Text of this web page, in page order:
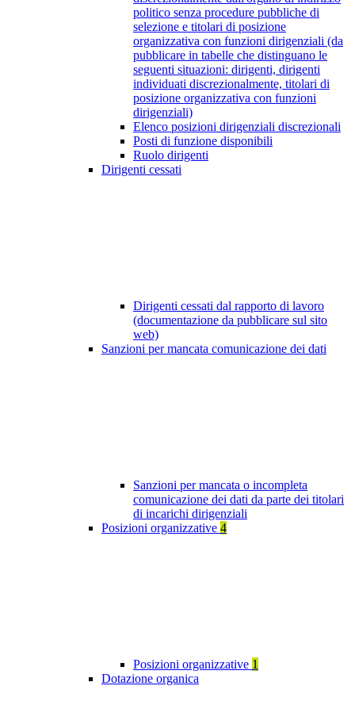
politico senza procedure pubbliche di
selezione e titolari di posizione
organizzativa con funzioni dirigenziali (da
pubblicare in tabelle che distinguano le
seguenti situazioni: dirigenti, dirigenti
individuati discrezionalmente, titolari di
posizione organizzativa con funzioni
dirigenziali)
Elenco posizioni dirigenziali discrezionali
Posti di funzione disponibili
Ruolo dirigenti
Dirigenti cessati
Dirigenti cessati dal rapporto di lavoro
(documentazione da pubblicare sul sito
web)
Sanzioni per mancata comunicazione dei dati
Sanzioni per mancata o incompleta
comunicazione dei dati da parte dei titolari
di incarichi dirigenziali
Posizioni organizzative 4
Posizioni organizzative 1
Dotazione organica